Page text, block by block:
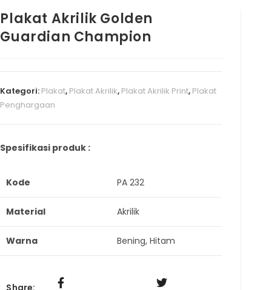
Plakat Akrilik Golden
Guardian Champion
Kategori: Plakat, Plakat Akrilik, Plakat Akrilik Print, Plakat
Penghargaan
Spesifikasi produk :
Kode PA 232
Material Akrilik
Warna Bening, Hitam
Share: